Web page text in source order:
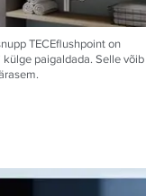
TECEflushpoint on
paigaldada. Selle võib